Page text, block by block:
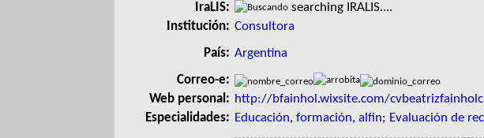
IraLIS:
searching IRALIS....
Institución: Consultora
País: Argentina
Correo-e:
Web personal: http://bfainhol.wixsite.com/cvbeatrizfainholc
Especialidades: Educación, formación, alfin; Evaluación de